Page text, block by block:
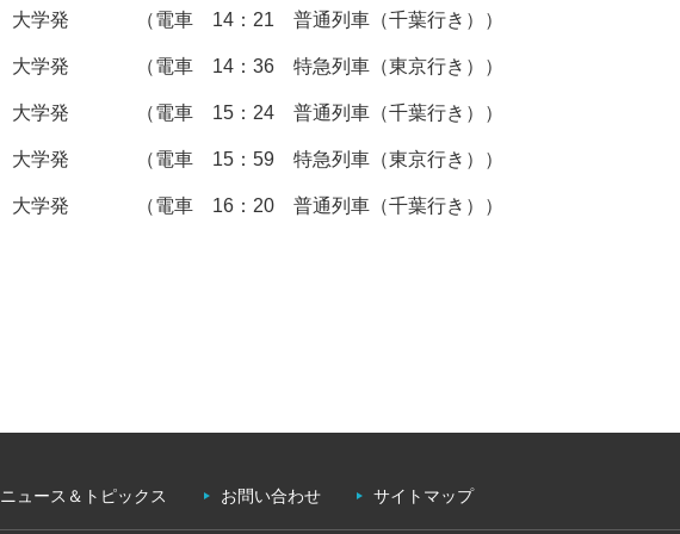
大学発 （電車 14：21 普通列車（千葉行き））
大学発 （電車 14：36 特急列車（東京行き））
大学発 （電車 15：24 普通列車（千葉行き））
大学発 （電車 15：59 特急列車（東京行き））
大学発 （電車 16：20 普通列車（千葉行き））
ニュース＆トピックス お問い合わせ サイトマップ